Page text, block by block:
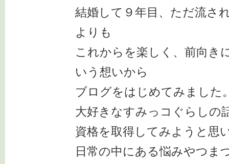
結婚して９年目、ただ流さ
よりも
これからを楽しく、前向き
いう想いから
ブログをはじめてみました
大好きなすみっコぐらしの
資格を取得してみようと思
日常の中にある悩みやつま